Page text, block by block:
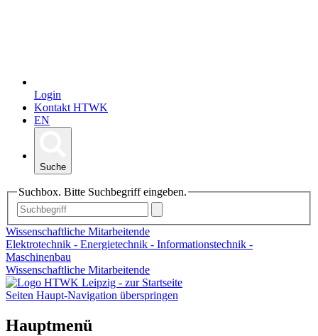
Login
Kontakt HTWK
EN
Suche
Suchbox. Bitte Suchbegriff eingeben.
Wissenschaftliche Mitarbeitende
Elektrotechnik - Energietechnik - Informationstechnik -
Maschinenbau
Wissenschaftliche Mitarbeitende
Seiten Haupt-Navigation überspringen
Hauptmenü